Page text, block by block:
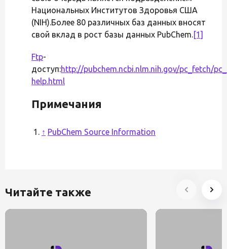
Национальных Институтов Здоровья США
(NIH).Более 80 различных баз данных вносят
свой вклад в рост базы данных PubChem.[1]
Ftp-
доступ:http://pubchem.ncbi.nlm.nih.gov/pc_fetch/
help.html
Примечания
↑ PubChem Source Information
Читайте также